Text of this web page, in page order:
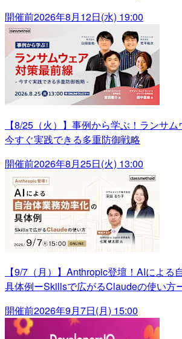
開催前2026年8月12日(水) 19:00
【8/25（火）】事例から学ぶ！ランサ
今すぐ実践できる多重防御戦略
開催前2026年8月25日(火) 13:00
【9/7（月）】Anthropic登壇！AIによる
具体例ーSkillsで広がるClaudeの使い方
開催前2026年9月7日(月) 15:00